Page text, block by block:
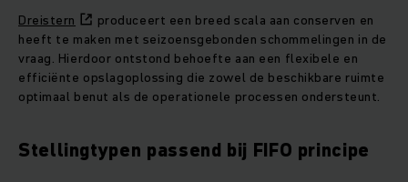
Dreistern
produceert een breed scala aan conserven en
heeft te maken met seizoensgebonden schommelingen in de
vraag. Hierdoor ontstond behoefte aan een flexibele en
efficiënte opslagoplossing die zowel de beschikbare ruimte
optimaal benut als de operationele processen ondersteunt.
Stellingtypen passend bij FIFO principe